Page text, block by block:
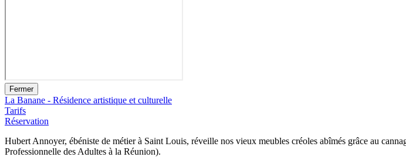
Fermer
La Banane - Résidence artistique et culturelle
Tarifs
Réservation
Hubert Annoyer, ébéniste de métier à Saint Louis, réveille nos vieux meubles créoles abîmés grâce au
Professionnelle des Adultes à la Réunion).